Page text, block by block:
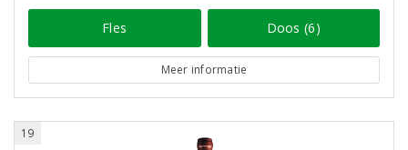
Fles Doos (6)
Meer informatie
19